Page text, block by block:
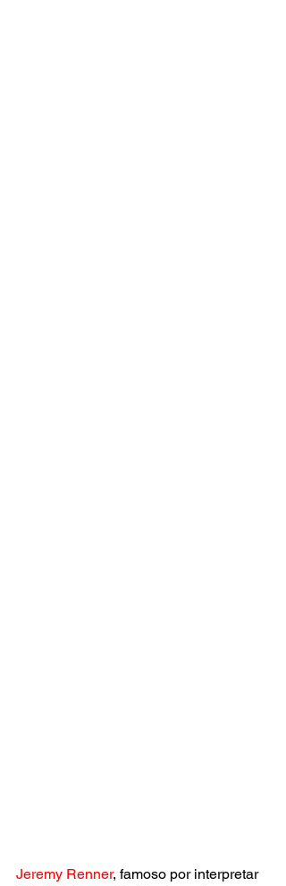
Jeremy Renner, famoso por interpretar